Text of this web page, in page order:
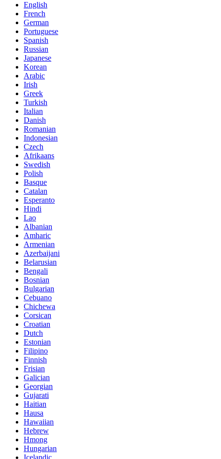
English
French
German
Portuguese
Spanish
Russian
Japanese
Korean
Arabic
Irish
Greek
Turkish
Italian
Danish
Romanian
Indonesian
Czech
Afrikaans
Swedish
Polish
Basque
Catalan
Esperanto
Hindi
Lao
Albanian
Amharic
Armenian
Azerbaijani
Belarusian
Bengali
Bosnian
Bulgarian
Cebuano
Chichewa
Corsican
Croatian
Dutch
Estonian
Filipino
Finnish
Frisian
Galician
Georgian
Gujarati
Haitian
Hausa
Hawaiian
Hebrew
Hmong
Hungarian
Icelandic